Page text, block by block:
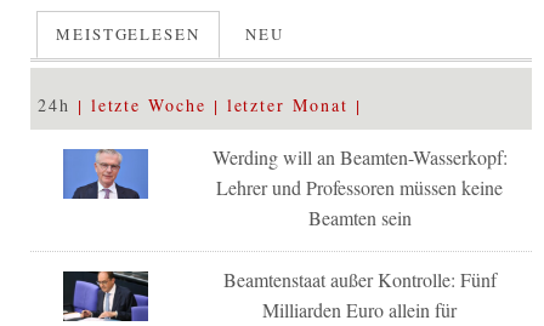
MEISTGELESEN NEU
24h letzte Woche letzter Monat
Werding will an Beamten-Wasserkopf:
Lehrer und Professoren müssen keine
Beamten sein
Beamtenstaat außer Kontrolle: Fünf
Milliarden Euro allein für